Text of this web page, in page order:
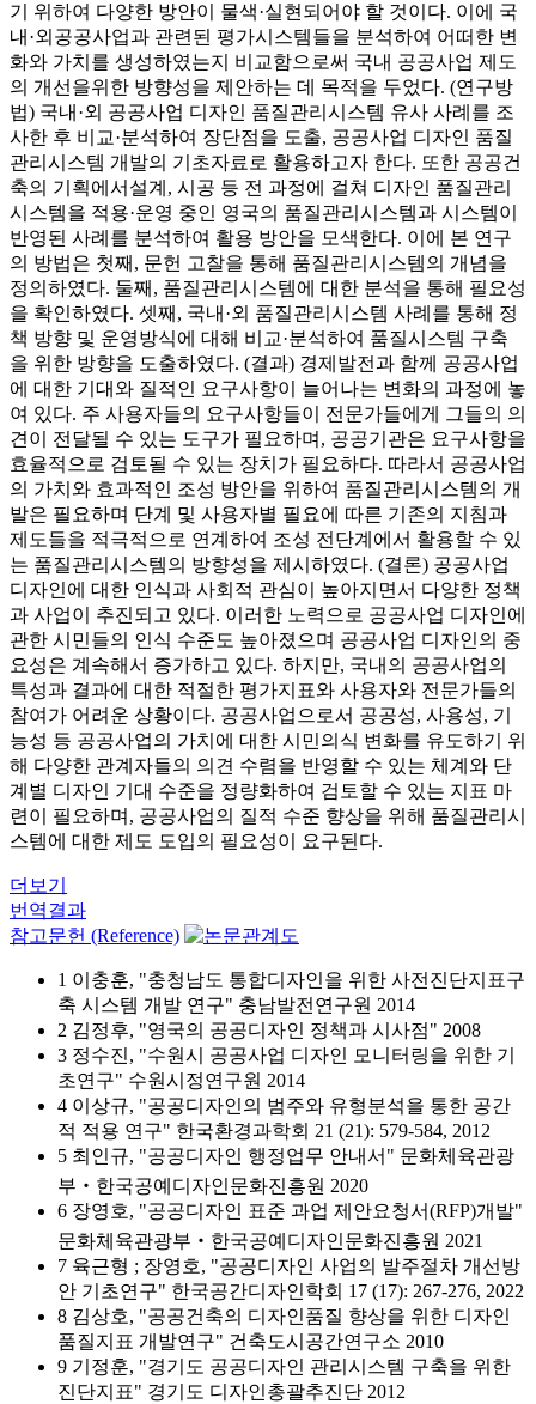
기 위하여 다양한 방안이 물색·실현되어야 할 것이다. 이에 국
내·외공공사업과 관련된 평가시스템들을 분석하여 어떠한 변
화와 가치를 생성하였는지 비교함으로써 국내 공공사업 제도
의 개선을위한 방향성을 제안하는 데 목적을 두었다. (연구방
법) 국내·외 공공사업 디자인 품질관리시스템 유사 사례를 조
사한 후 비교·분석하여 장단점을 도출, 공공사업 디자인 품질
관리시스템 개발의 기초자료로 활용하고자 한다. 또한 공공건
축의 기획에서설계, 시공 등 전 과정에 걸쳐 디자인 품질관리
시스템을 적용·운영 중인 영국의 품질관리시스템과 시스템이
반영된 사례를 분석하여 활용 방안을 모색한다. 이에 본 연구
의 방법은 첫째, 문헌 고찰을 통해 품질관리시스템의 개념을
정의하였다. 둘째, 품질관리시스템에 대한 분석을 통해 필요성
을 확인하였다. 셋째, 국내·외 품질관리시스템 사례를 통해 정
책 방향 및 운영방식에 대해 비교·분석하여 품질시스템 구축
을 위한 방향을 도출하였다. (결과) 경제발전과 함께 공공사업
에 대한 기대와 질적인 요구사항이 늘어나는 변화의 과정에 놓
여 있다. 주 사용자들의 요구사항들이 전문가들에게 그들의 의
견이 전달될 수 있는 도구가 필요하며, 공공기관은 요구사항을
효율적으로 검토될 수 있는 장치가 필요하다. 따라서 공공사업
의 가치와 효과적인 조성 방안을 위하여 품질관리시스템의 개
발은 필요하며 단계 및 사용자별 필요에 따른 기존의 지침과
제도들을 적극적으로 연계하여 조성 전단계에서 활용할 수 있
는 품질관리시스템의 방향성을 제시하였다. (결론) 공공사업
디자인에 대한 인식과 사회적 관심이 높아지면서 다양한 정책
과 사업이 추진되고 있다. 이러한 노력으로 공공사업 디자인에
관한 시민들의 인식 수준도 높아졌으며 공공사업 디자인의 중
요성은 계속해서 증가하고 있다. 하지만, 국내의 공공사업의
특성과 결과에 대한 적절한 평가지표와 사용자와 전문가들의
참여가 어려운 상황이다. 공공사업으로서 공공성, 사용성, 기
능성 등 공공사업의 가치에 대한 시민의식 변화를 유도하기 위
해 다양한 관계자들의 의견 수렴을 반영할 수 있는 체계와 단
계별 디자인 기대 수준을 정량화하여 검토할 수 있는 지표 마
련이 필요하며, 공공사업의 질적 수준 향상을 위해 품질관리시
스템에 대한 제도 도입의 필요성이 요구된다.
더보기
번역결과
참고문헌 (Reference)
1 이충훈, "충청남도 통합디자인을 위한 사전진단지표구
축 시스템 개발 연구" 충남발전연구원 2014
2 김정후, "영국의 공공디자인 정책과 시사점" 2008
3 정수진, "수원시 공공사업 디자인 모니터링을 위한 기
초연구" 수원시정연구원 2014
4 이상규, "공공디자인의 범주와 유형분석을 통한 공간
적 적용 연구" 한국환경과학회 21 (21): 579-584, 2012
5 최인규, "공공디자인 행정업무 안내서" 문화체육관광
부‧한국공예디자인문화진흥원 2020
6 장영호, "공공디자인 표준 과업 제안요청서(RFP)개발"
문화체육관광부‧한국공예디자인문화진흥원 2021
7 육근형 ; 장영호, "공공디자인 사업의 발주절차 개선방
안 기초연구" 한국공간디자인학회 17 (17): 267-276, 2022
8 김상호, "공공건축의 디자인품질 향상을 위한 디자인
품질지표 개발연구" 건축도시공간연구소 2010
9 기정훈, "경기도 공공디자인 관리시스템 구축을 위한
진단지표" 경기도 디자인총괄추진단 2012